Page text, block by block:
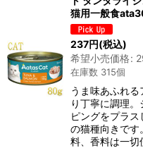
猫用一般食
237円(税込)
希望小売価格:
在庫数 315個
うま味あふれる
り丁寧に調理
ピングをプラ
の猫種向きです
料、香料は一